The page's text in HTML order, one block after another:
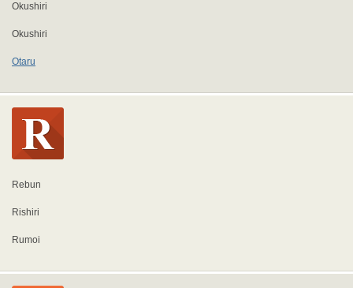
Okushiri
Okushiri
Otaru
Rebun
Rishiri
Rumoi